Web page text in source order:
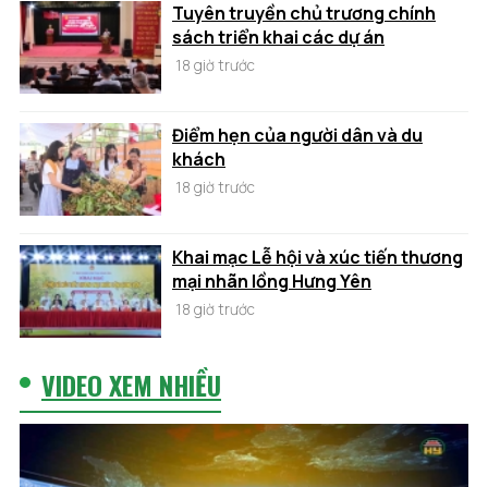
Tuyên truyền chủ trương chính
sách triển khai các dự án
18 giờ trước
Điểm hẹn của người dân và du
khách
18 giờ trước
Khai mạc Lễ hội và xúc tiến thương
mại nhãn lồng Hưng Yên
18 giờ trước
VIDEO XEM NHIỀU